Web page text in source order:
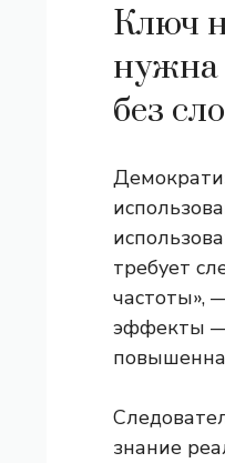
Ключ
нужна
без
требует
частоты»,
эффекты —
знание